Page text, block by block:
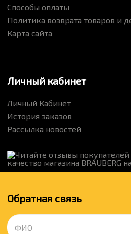
Способы оплаты
Политика возврата товаров и
Карта сайта
Личный кабинет
Личный Кабинет
История заказов
Рассылка новостей
Обратная связь